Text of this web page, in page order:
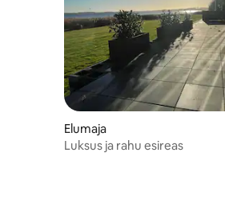
Elumaja
Luksus ja rahu esireas